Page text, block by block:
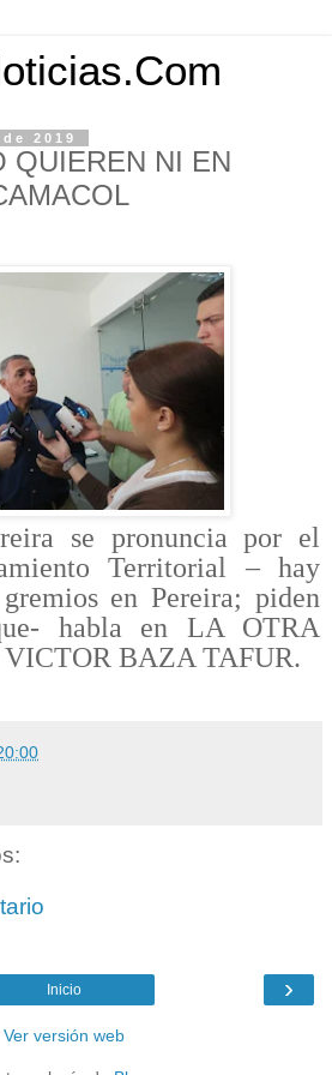
2019
QUIEREN NI EN
se pronuncia por el
Territorial – hay
en Pereira; piden
habla en LA OTRA
BAZA TAFUR.
›
Inicio
Ver versión web